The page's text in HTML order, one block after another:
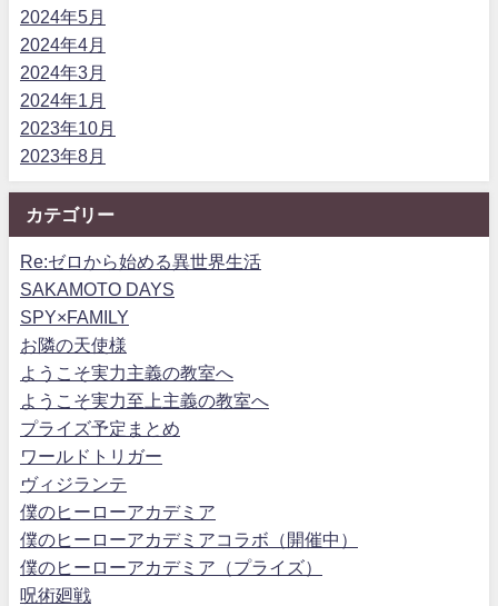
2024年5月
2024年4月
2024年3月
2024年1月
2023年10月
2023年8月
カテゴリー
Re:ゼロから始める異世界生活
SAKAMOTO DAYS
SPY×FAMILY
お隣の天使様
ようこそ実力主義の教室へ
ようこそ実力至上主義の教室へ
プライズ予定まとめ
ワールドトリガー
ヴィジランテ
僕のヒーローアカデミア
僕のヒーローアカデミアコラボ（開催中）
僕のヒーローアカデミア（プライズ）
呪術廻戦